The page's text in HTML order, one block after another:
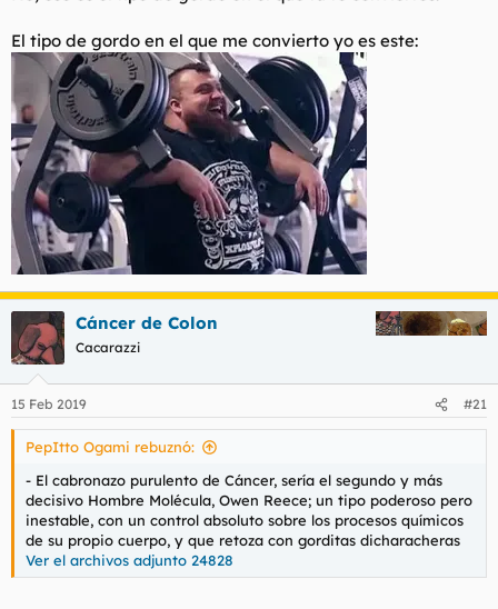
El tipo de gordo en el que me convierto yo es este:
Cáncer de Colon
Cacarazzi
15 Feb 2019 #21
PepItto Ogami rebuznó:
- El cabronazo purulento de Cáncer, sería el segundo y más
decisivo Hombre Molécula, Owen Reece; un tipo poderoso pero
inestable, con un control absoluto sobre los procesos químicos
de su propio cuerpo, y que retoza con gorditas dicharacheras
Ver el archivos adjunto 24828